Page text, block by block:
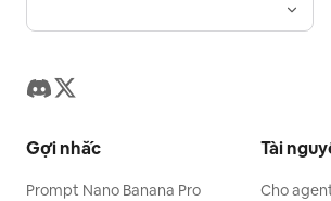
Gợi nhắc
Prompt Nano Banana Pro
Tài
Cho